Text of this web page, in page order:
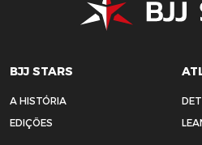
BJJ STARS
A HISTÓRIA
EDIÇÕES